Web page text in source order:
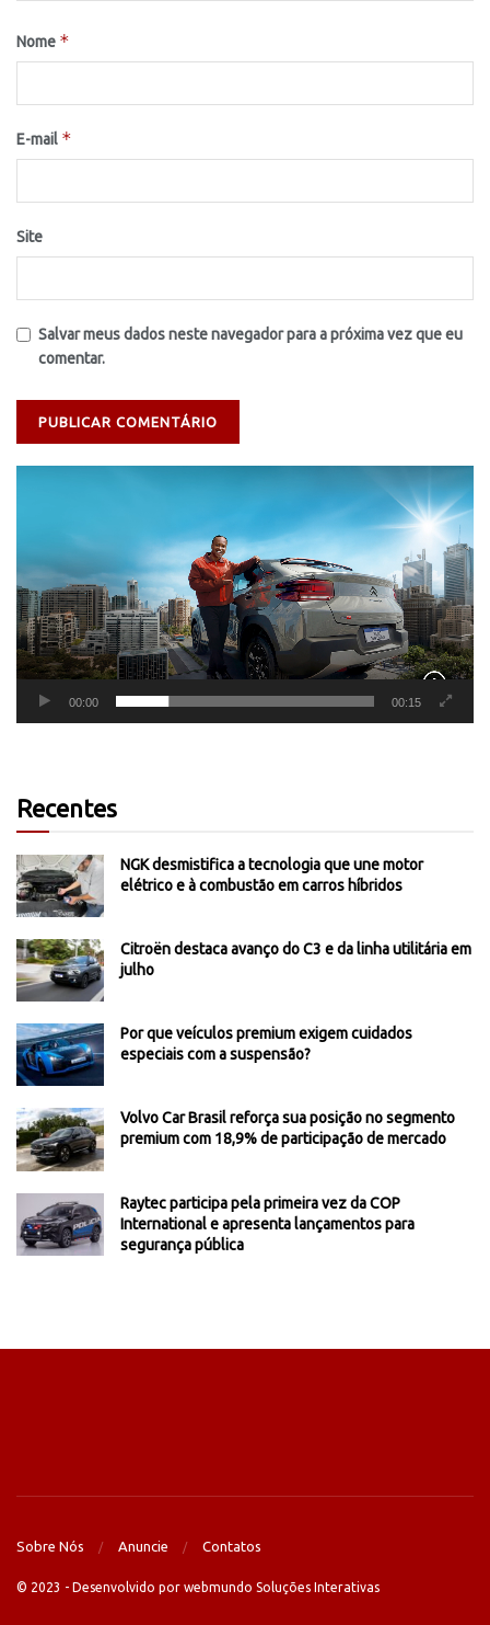
Nome *
E-mail *
Site
Salvar meus dados neste navegador para a próxima vez que eu
comentar.
00:00 00:15
Recentes
NGK desmistifica a tecnologia que une motor
elétrico e à combustão em carros híbridos
Citroën destaca avanço do C3 e da linha utilitária em
julho
Por que veículos premium exigem cuidados
especiais com a suspensão?
Volvo Car Brasil reforça sua posição no segmento
premium com 18,9% de participação de mercado
Raytec participa pela primeira vez da COP
International e apresenta lançamentos para
segurança pública
Sobre Nós Anuncie Contatos
© 2023 - Desenvolvido por webmundo Soluções Interativas